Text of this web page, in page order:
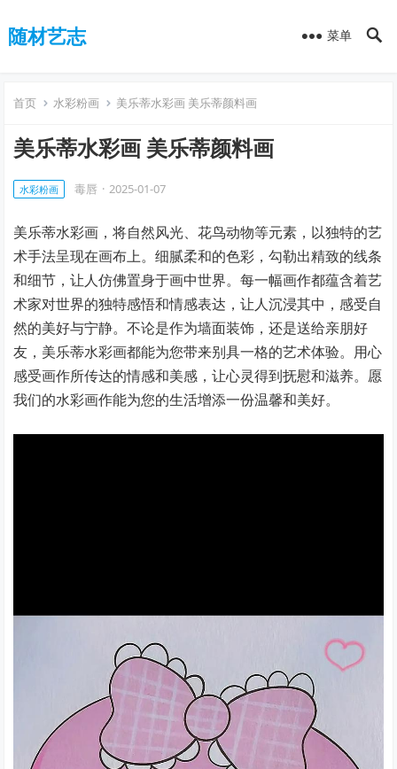
随材艺志 菜单
首页 水彩粉画 美乐蒂水彩画 美乐蒂颜料画
美乐蒂水彩画 美乐蒂颜料画
水彩粉画 毒唇 · 2025-01-07
美乐蒂水彩画，将自然风光、花鸟动物等元素，以独特的艺
术手法呈现在画布上。细腻柔和的色彩，勾勒出精致的线条
和细节，让人仿佛置身于画中世界。每一幅画作都蕴含着艺
术家对世界的独特感悟和情感表达，让人沉浸其中，感受自
然的美好与宁静。不论是作为墙面装饰，还是送给亲朋好
友，美乐蒂水彩画都能为您带来别具一格的艺术体验。用心
感受画作所传达的情感和美感，让心灵得到抚慰和滋养。愿
我们的水彩画作能为您的生活增添一份温馨和美好。